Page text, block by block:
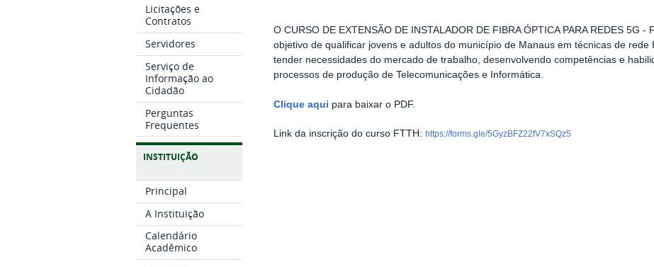
Licitações e
Contratos
Servidores
Serviço de
Informação ao
Cidadão
Perguntas
Frequentes
INSTITUIÇÃO
Principal
A Instituição
Calendário
Acadêmico
O CURSO DE EXTENSÃO DE INSTALADOR DE FIBRA ÓPTICA PARA REDES 5G
objetivo de qualificar jovens e adultos do município de Manaus em técnicas de
tender necessidades do mercado de trabalho, desenvolvendo competências e
processos de produção de Telecomunicações e Informática.
Clique aqui para baixar o PDF.
Link da inscrição do curso FTTH:https://forms.gle/5GyzBFZ22fV7xSQz5